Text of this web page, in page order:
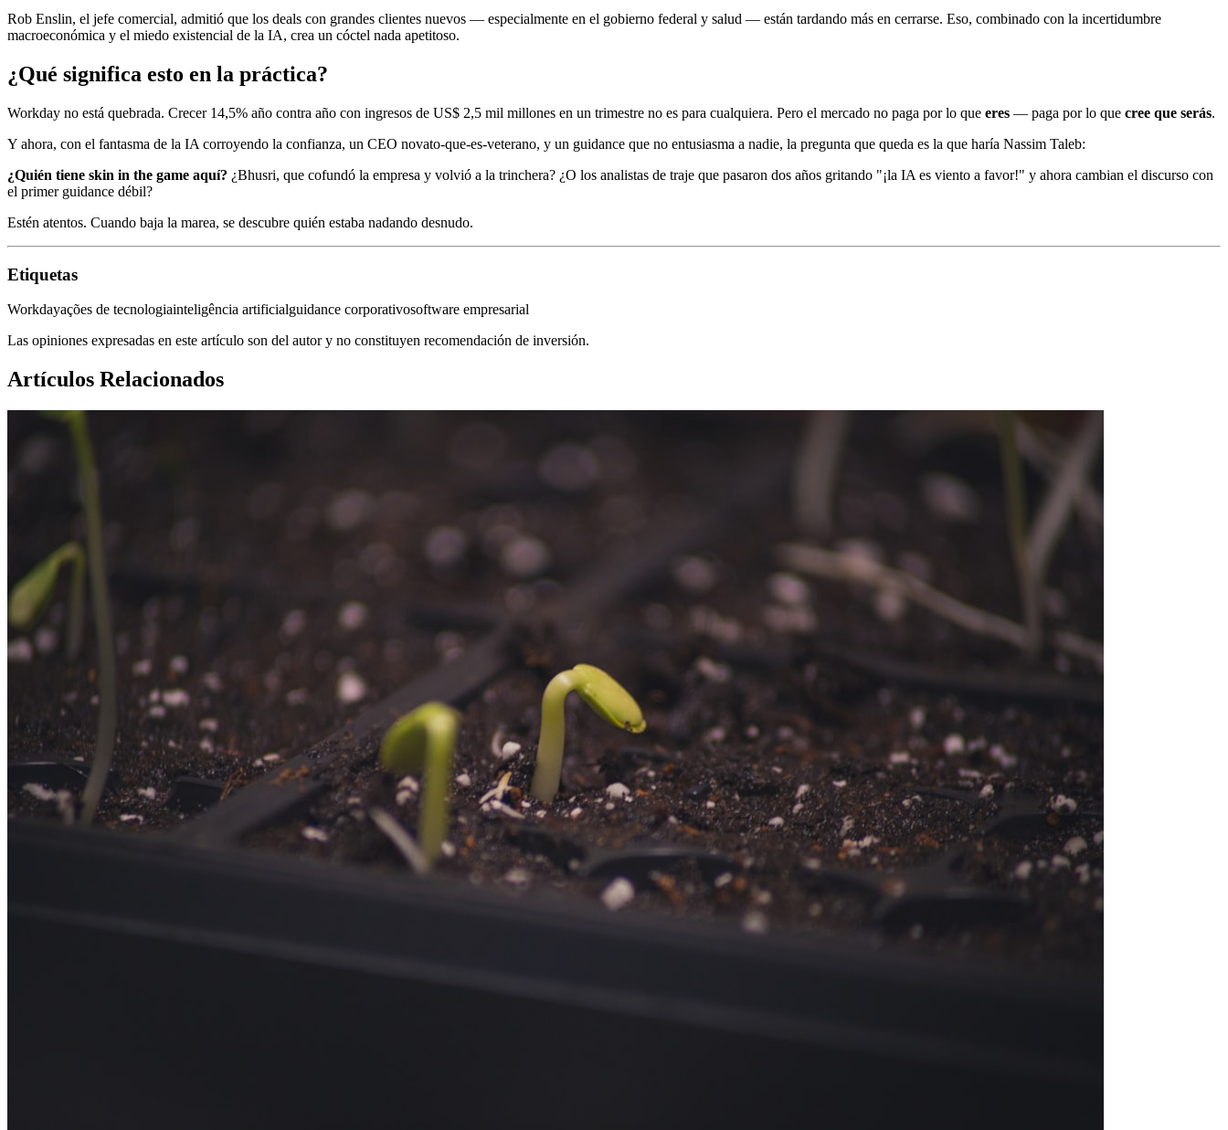
Rob Enslin, el jefe comercial, admitió que los deals con grandes clientes nuevos — especialmente en el gobierno federal y salud — están tardando más en cerrarse. Eso, combinado con la incertidumbre
macroeconómica y el miedo existencial de la IA, crea un cóctel nada apetitoso.
¿Qué significa esto en la práctica?
Workday no está quebrada. Crecer 14,5% año contra año con ingresos de US$ 2,5 mil millones en un trimestre no es para cualquiera. Pero el mercado no paga por lo que eres — paga por lo que cree que serás.
Y ahora, con el fantasma de la IA corroyendo la confianza, un CEO novato-que-es-veterano, y un guidance que no entusiasma a nadie, la pregunta que queda es la que haría Nassim Taleb:
¿Quién tiene skin in the game aquí? ¿Bhusri, que cofundó la empresa y volvió a la trinchera? ¿O los analistas de traje que pasaron dos años gritando "¡la IA es viento a favor!" y ahora cambian el discurso con
el primer guidance débil?
Estén atentos. Cuando baja la marea, se descubre quién estaba nadando desnudo.
Etiquetas
Workdayações de tecnologiainteligência artificialguidance corporativosoftware empresarial
Las opiniones expresadas en este artículo son del autor y no constituyen recomendación de inversión.
Artículos Relacionados